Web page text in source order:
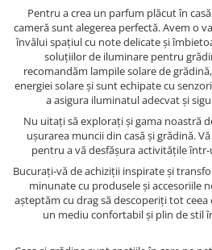
Pentru a crea un parfum plăcut în
cameră sunt alegerea perfectă. Avem o
învălui spațiul cu note delicate și
soluțiilor de iluminare pentru
recomandăm lampile solare de
energiei solare și sunt echipate cu
a asigura iluminatul adecvat și
Nu uitați să explorați și gama noastră
ușurarea muncii din casă și grădină.
pentru a vă desfășura activitățile
Bucurați-vă de achiziții inspirate și
minunate cu produsele și accesoriile
așteptăm cu drag să descoperiți tot
un mediu confortabil și plin de stil